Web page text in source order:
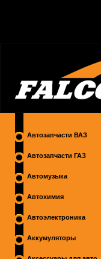
Автозапчасти ВАЗ
Автозапчасти ГАЗ
Автомузыка
Автохимия
Автоэлектроника
Аккумуляторы